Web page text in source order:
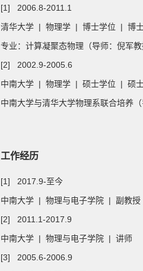
[1] 2006.8-2011.1
清华大学 | 物理学 | 博士学位 | 博士
专业：计算凝聚态物理（导师：倪军教
[2] 2002.9-2005.6
中南大学 | 物理学 | 硕士学位 | 硕士
中南大学与清华大学物理系联合培养
工作经历
[1] 2017.9-至今
中南大学 | 物理与电子学院 | 副教授
[2] 2011.1-2017.9
中南大学 | 物理与电子学院 | 讲师
[3] 2005.6-2006.9